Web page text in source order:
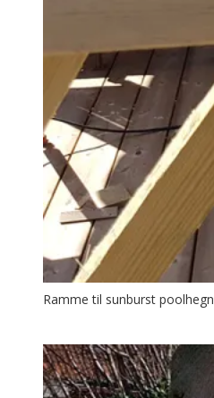
Ramme til sunburst poolhegn